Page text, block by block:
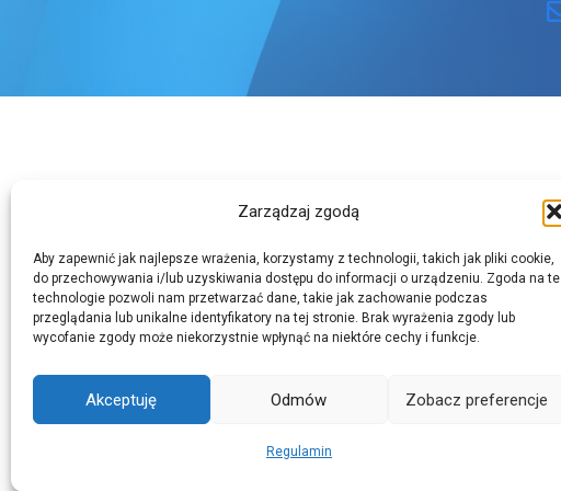
Zarządzaj zgodą
Aby zapewnić jak najlepsze wrażenia, korzystamy z technologii, takich jak pliki cookie,
do przechowywania i/lub uzyskiwania dostępu do informacji o urządzeniu. Zgoda na te
technologie pozwoli nam przetwarzać dane, takie jak zachowanie podczas
przeglądania lub unikalne identyfikatory na tej stronie. Brak wyrażenia zgody lub
wycofanie zgody może niekorzystnie wpłynąć na niektóre cechy i funkcje.
Akceptuję Odmów Zobacz preferencje
Regulamin